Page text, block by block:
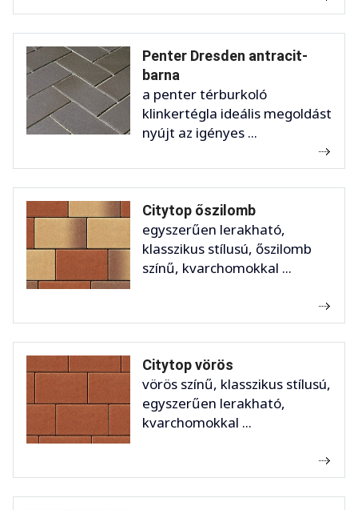
Penter Dresden antracit-
barna
a penter térburkoló
klinkertégla ideális megoldást
nyújt az igényes ...
Citytop őszilomb
egyszerűen lerakható,
klasszikus stílusú, őszilomb
színű, kvarchomokkal ...
Citytop vörös
vörös színű, klasszikus stílusú,
egyszerűen lerakható,
kvarchomokkal ...